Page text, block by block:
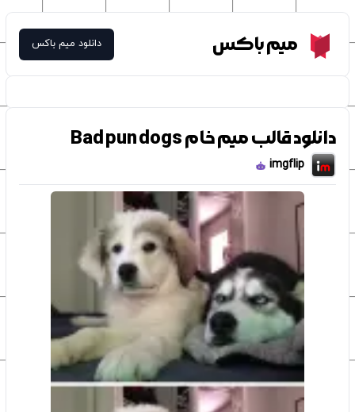
Meme Boxمیم باکس دانلود میم باکس
دانلود قالب میم خام Bad pun dogs
imgflip